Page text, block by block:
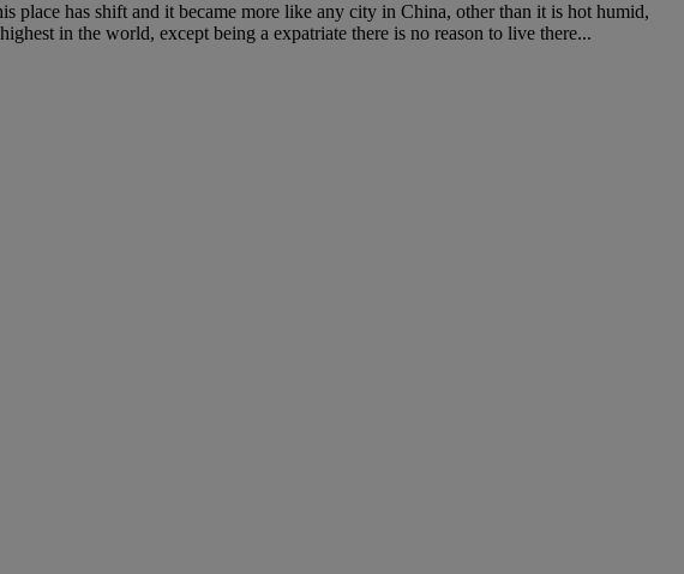
has shift and it became more like any city in China, other than it is hot humid,
in the world, except being a expatriate there is no reason to live there...